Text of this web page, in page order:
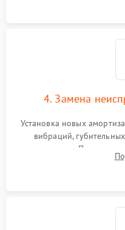
4. Замена
Установка новых
вибраций,
элементов Пельтье,
фильтров или